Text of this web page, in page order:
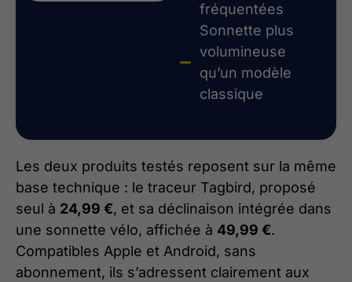
fréquentées
Sonnette plus
volumineuse
qu’un modèle
classique
Les deux produits testés reposent sur la même
base technique : le traceur Tagbird, proposé
seul à 24,99 €, et sa déclinaison intégrée dans
une sonnette vélo, affichée à 49,99 €.
Compatibles Apple et Android, sans
abonnement, ils s’adressent clairement aux